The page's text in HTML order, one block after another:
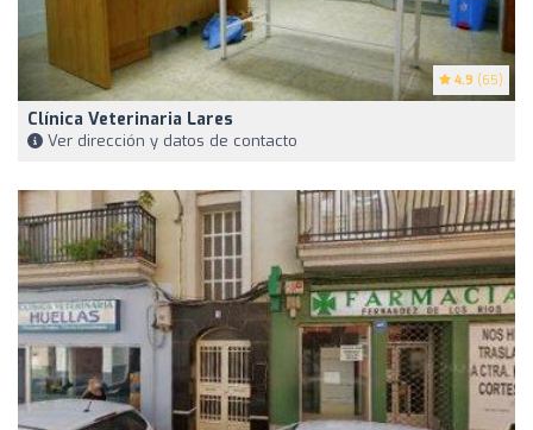
4.9 (65)
Clínica Veterinaria Lares
Ver dirección y datos de contacto